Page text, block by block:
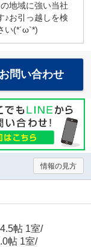
地域に強い当社
♪お引っ越しを検
い(*´ω`*)
お問い合わせ
情報の見方
帖 1室/
帖 1室/